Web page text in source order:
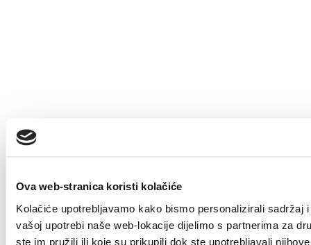
Ova web-stranica koristi kolačiće
Kolačiće upotrebljavamo kako bismo personalizirali
vašoj upotrebi naše web-lokacije dijelimo s partnerima za
ste im pružili ili koje su prikupili dok ste upotrebljavali